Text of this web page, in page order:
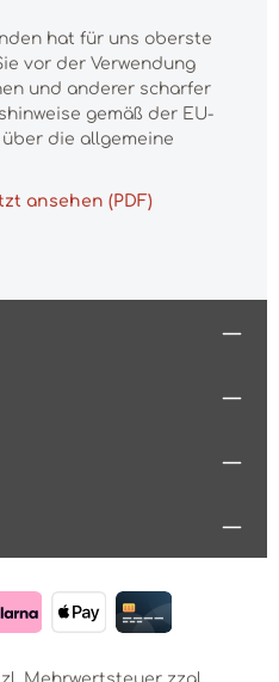
hat für uns oberste
vor der Verwendung
und anderer scharfer
gemäß der EU-
über die allgemeine
ansehen (PDF)